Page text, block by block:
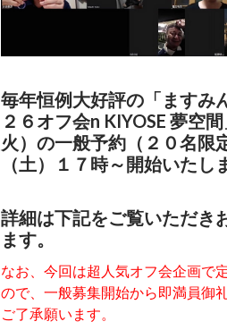
毎年恒例大好評の「ますみ
２６オフ会n KIYOSE 夢空
火）の一般予約（２０名限
（土）１７時～開始いたし
詳細は下記をご覧いただき
ます。
なお、今回は超人気オフ会企画で
ので、一般募集開始から即満員御
ご了承願います。